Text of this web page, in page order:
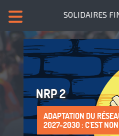
SOLIDAIRES
NRP 2
ADAPTATION DU
2027-2030 : C'EST
SANS NOUS, PLUS DE
LA PROTECTION DE LA
: UN DROIT À FAIRE
ADHÈRE À SOLIDAIRES
PUBLIQUES